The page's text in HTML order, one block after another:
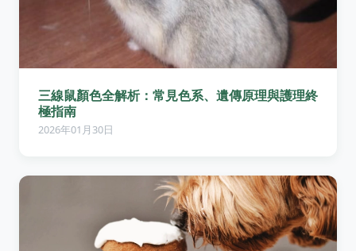
三線鼠顏色全解析：常見色系、遺傳原理與護理終
極指南
2026年01月30日